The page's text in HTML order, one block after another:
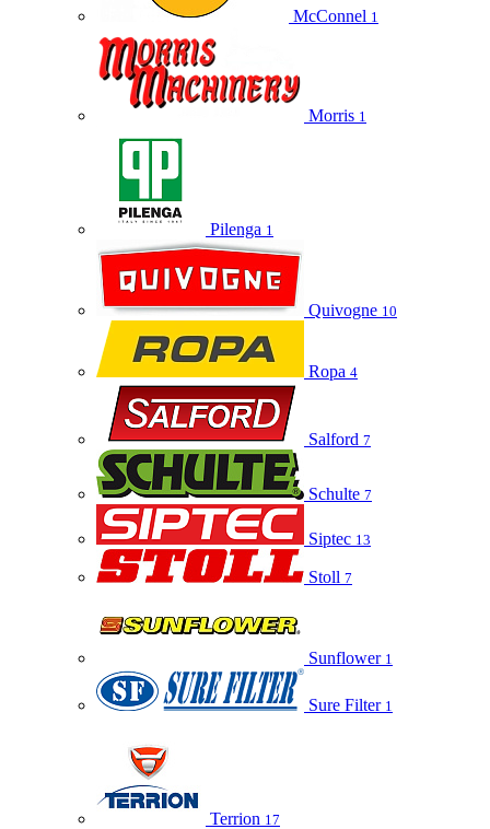
McConnel 1
Morris 1
Pilenga 1
Quivogne 10
Ropa 4
Salford 7
Schulte 7
Siptec 13
Stoll 7
Sunflower 1
Sure Filter 1
Terrion 17